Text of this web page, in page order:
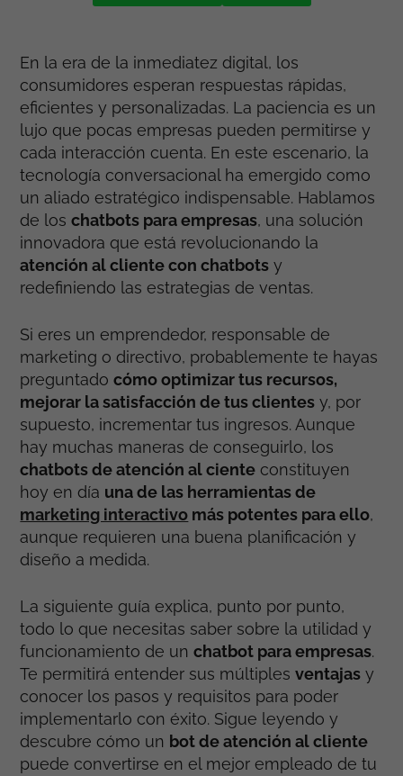
En la era de la inmediatez digital, los
consumidores esperan respuestas rápidas,
eficientes y personalizadas. La paciencia es un
lujo que pocas empresas pueden permitirse y
cada interacción cuenta. En este escenario, la
tecnología conversacional ha emergido como
un aliado estratégico indispensable. Hablamos
de loschatbots para empresas, una solución
innovadora que está revolucionando la
atención al cliente con chatbots y
redefiniendo las estrategias de ventas.
Si eres un emprendedor, responsable de
marketing o directivo, probablemente te hayas
preguntadocómo optimizar tus recursos,
mejorar la satisfacción de tus clientes y, por
supuesto, incrementar tus ingresos. Aunque
hay muchas maneras de conseguirlo, los
chatbots de atención al ciente constituyen
hoy en día una de las herramientas de
marketing interactivo más potentes para ello,
aunque requieren una buena planificación y
diseño a medida.
La siguiente guía explica, punto por punto,
todo lo que necesitas saber sobre la utilidad y
funcionamiento de unchatbot para empresas.
Te permitirá entender sus múltiplesventajas y
conocer los pasos y requisitos para poder
implementarlo con éxito. Sigue leyendo y
descubre cómo un bot de atención al cliente
puede convertirse en el mejor empleado de tu